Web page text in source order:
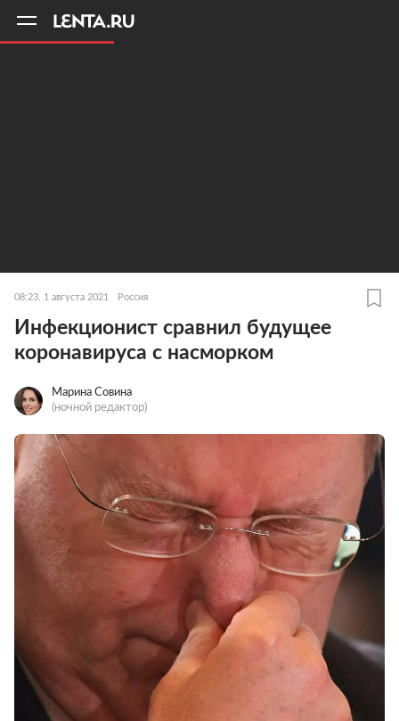
08:23, 1 августа 2021 Россия
Инфекционист сравнил будущее
коронавируса с насморком
Марина Совина
(ночной редактор)